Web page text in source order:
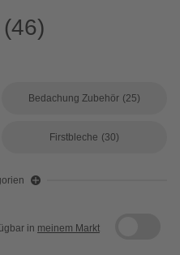
(46)
Bedachung Zubehör (25)
Firstbleche (30)
in meinem Markt